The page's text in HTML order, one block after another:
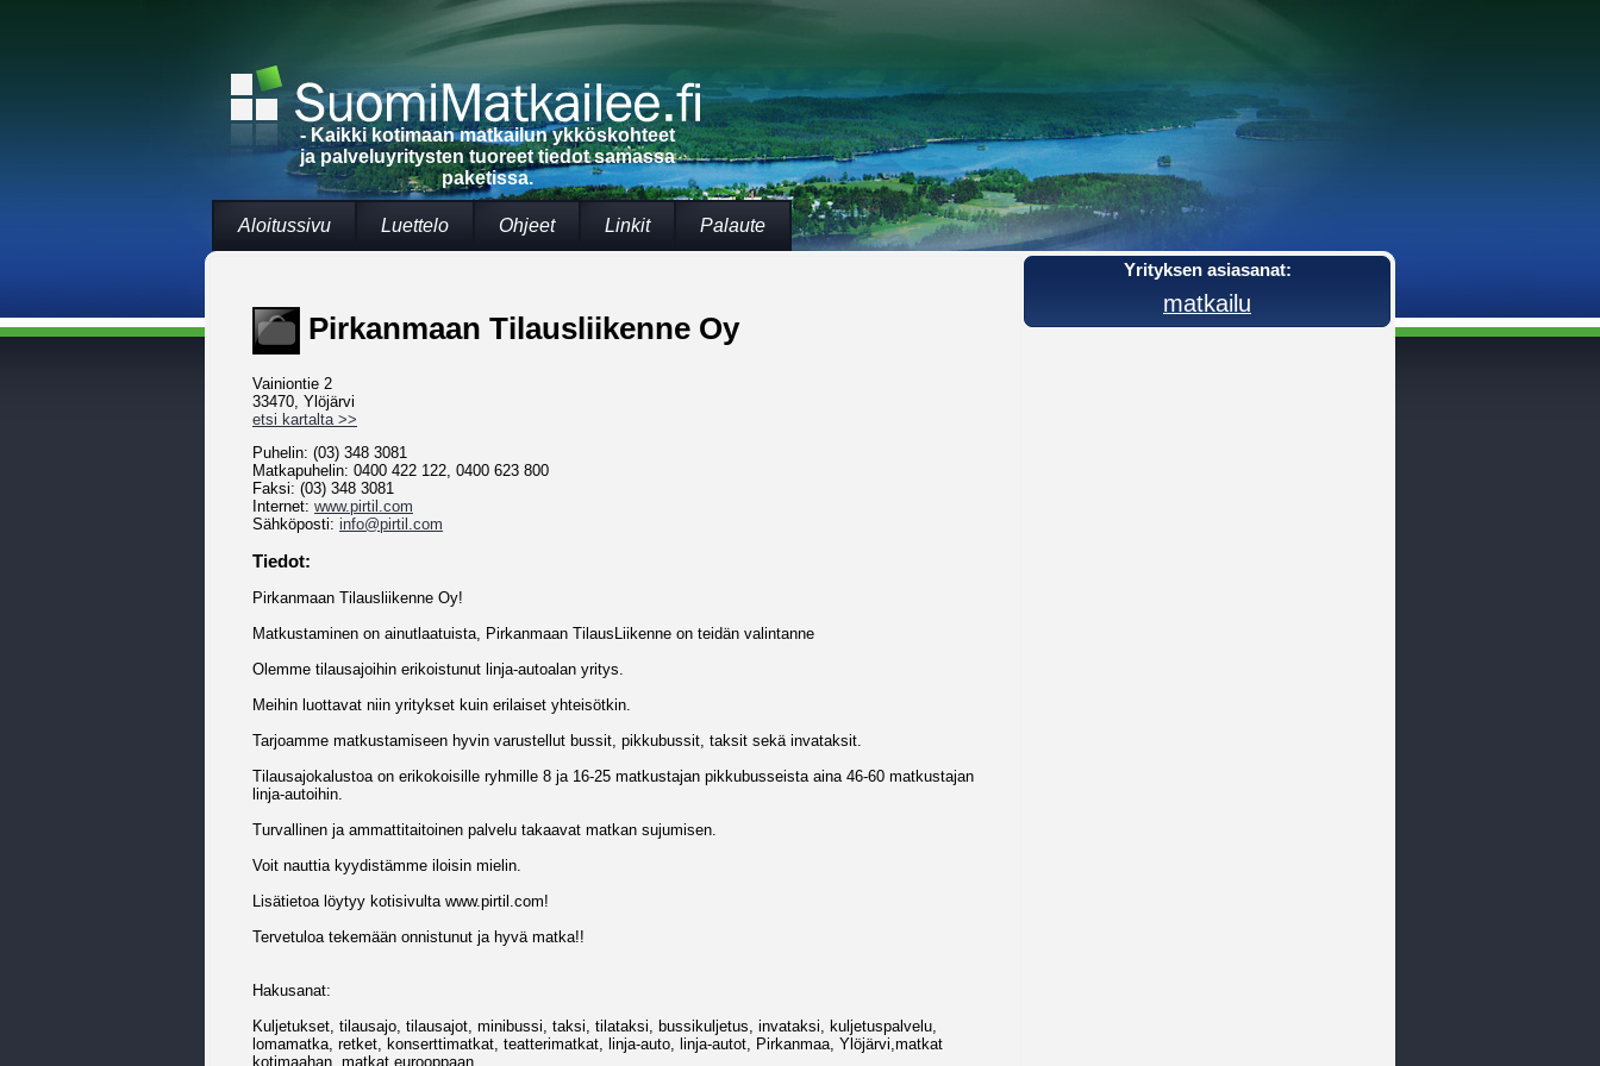
- Kaikki kotimaan matkailun ykköskohteet
ja palveluyritysten tuoreet tiedot samassa
paketissa.
Aloitussivu Luettelo Ohjeet Linkit Palaute
Pirkanmaan Tilausliikenne Oy
Vainiontie 2
33470, Ylöjärvi
etsi kartalta >>
Puhelin: (03) 348 3081
Matkapuhelin: 0400 422 122, 0400 623 800
Faksi: (03) 348 3081
Internet: www.pirtil.com
Sähköposti: info@pirtil.com
Tiedot:
Pirkanmaan Tilausliikenne Oy!
Matkustaminen on ainutlaatuista, Pirkanmaan TilausLiikenne on teidän valintanne
Olemme tilausajoihin erikoistunut linja-autoalan yritys.
Meihin luottavat niin yritykset kuin erilaiset yhteisötkin.
Tarjoamme matkustamiseen hyvin varustellut bussit, pikkubussit, taksit sekä invataksit.
Tilausajokalustoa on erikokoisille ryhmille 8 ja 16-25 matkustajan pikkubusseista aina 46-60 matkustajan
linja-autoihin.
Turvallinen ja ammattitaitoinen palvelu takaavat matkan sujumisen.
Voit nauttia kyydistämme iloisin mielin.
Lisätietoa löytyy kotisivulta www.pirtil.com!
Tervetuloa tekemään onnistunut ja hyvä matka!!
Hakusanat:
Kuljetukset, tilausajo, tilausajot, minibussi, taksi, tilataksi, bussikuljetus, invataksi, kuljetuspalvelu,
lomamatka, retket, konserttimatkat, teatterimatkat, linja-auto, linja-autot, Pirkanmaa, Ylöjärvi,matkat
kotimaahan, matkat eurooppaan
Yrityksen asiasanat:
matkailu